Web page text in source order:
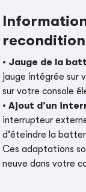
• Jauge de la
jauge intégrée sur
sur votre console
•Ajout d’un
interrupteur
d’éteindre la
Ces adaptations
neuve dans votre